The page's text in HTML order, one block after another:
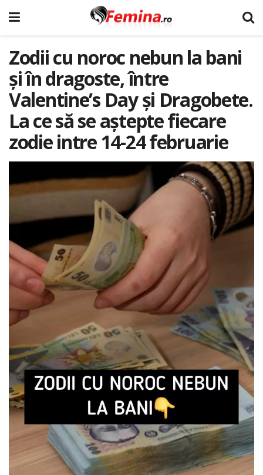
Zodii cu noroc nebun la bani
și în dragoste, între
Valentine’s Day și Dragobete.
La ce să se aștepte fiecare
zodie intre 14-24 februarie